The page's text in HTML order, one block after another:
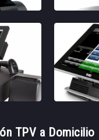
TPV a Domicilio